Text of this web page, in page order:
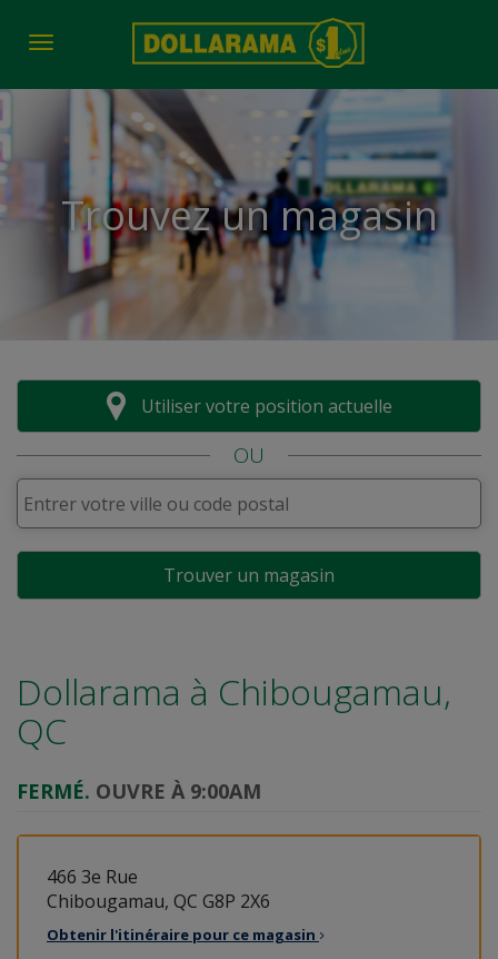
Toggle navigation
Trouvez un magasin
Utiliser votre position actuelle
OU
Trouver un magasin
Dollarama à Chibougamau,
QC
FERMÉ. OUVRE À 9:00AM
466 3e Rue
Chibougamau, QC G8P 2X6
Obtenir l'itinéraire pour ce magasin